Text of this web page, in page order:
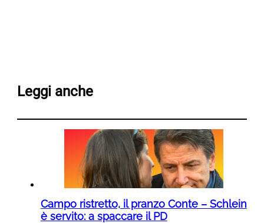
Leggi anche
Campo ristretto, il pranzo Conte – Schlein
è servito: a spaccare il PD